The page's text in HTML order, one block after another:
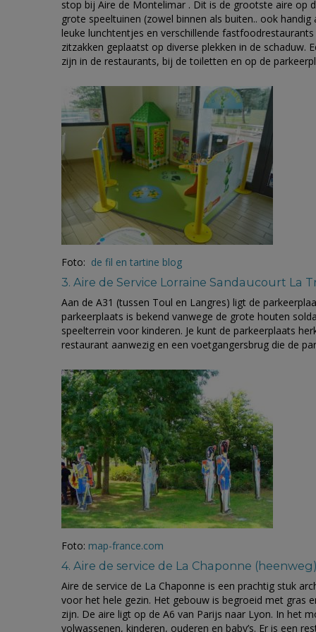
stop bij Aire de Montelimar . Dit is de grootste aire op
grote speeltuinen (zowel binnen als buiten.. ook
leuke lunchtentjes en verschillende
zitzakken geplaatst op diverse plekken in de
zijn in de restaurants, bij de toiletten en op de
Foto: de fil en tartine blog
3. Aire de Service Lorraine Sandaucourt La
Aan de A31 (tussen Toul en Langres) ligt de
parkeerplaats is bekend vanwege de grote houten
speelterrein voor kinderen. Je kunt de parkeerplaats
restaurant aanwezig en een voetgangersbrug die de
Foto: map-france.com
4. Aire de service de La Chaponne (heenweg)
Aire de service de La Chaponne is een prachtig stuk
voor het hele gezin. Het gebouw is begroeid met gras
zijn. De aire ligt op de A6 van Parijs naar Lyon. In het
volwassenen, kinderen, ouderen en baby’s. Er is een